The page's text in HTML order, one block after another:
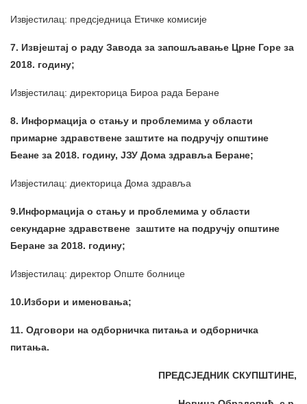
Извјестилац: предсједница Етичке комисије
7. Извјештај о раду Завода за запошљавање Црне Горе за
2018. годину;
Извјестилац: директорица Бироа рада Беране
8. Информација о стању и проблемима у области
примарне здравствене заштите на подручју општине
Беане за 2018. годину, ЈЗУ Дома здравља Беране;
Извјестилац: диекторица Дома здравља
9.Информација о стању и проблемима у области
секундарне здравствене заштите на подручју општине
Беране за 2018. годину;
Извјестилац: директор Опште болнице
10.Избори и именовања;
11. Одговори на одборничка питања и одборничка
питања.
ПРЕДСЈЕДНИК СКУПШТИНЕ,